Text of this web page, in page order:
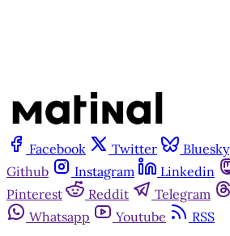
Facebook Twitter Bluesky
Github
Instagram Linkedin
Pinterest
Reddit Telegram
Whatsapp
Youtube
RSS